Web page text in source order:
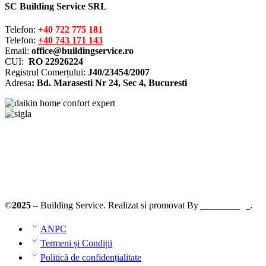
SC Building Service SRL
Telefon: +40 722 775 181
Telefon: +40 743 171 143
Email: office@buildingservice.ro
CUI: RO 22926224
Registrul Comerțului: J40/23454/2007
Adresa: Bd. Marasesti Nr 24, Sec 4, Bucuresti
©2025 – Building Service. Realizat si promovat By .
ANPC
Termeni și Condiții
Politică de confidențialitate